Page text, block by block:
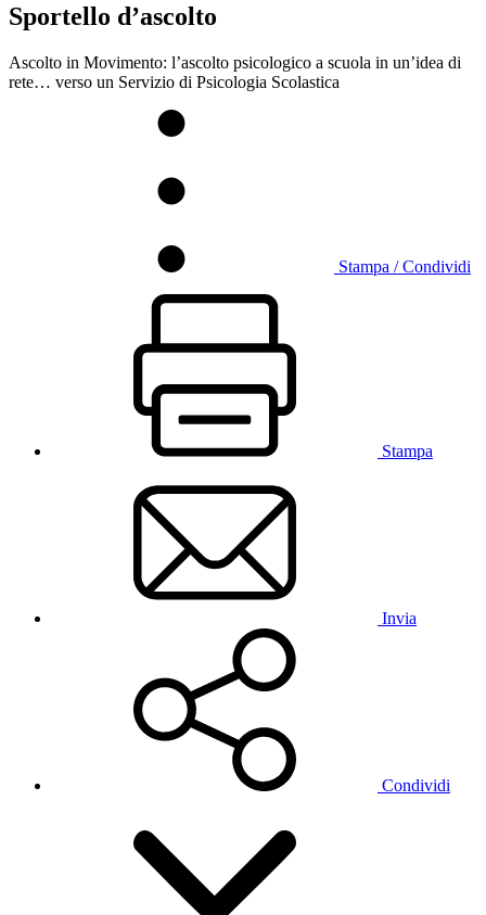
Sportello d’ascolto
Ascolto in Movimento: l’ascolto psicologico a scuola in un’idea di
rete… verso un Servizio di Psicologia Scolastica
Stampa / Condividi
Stampa
Invia
Condividi